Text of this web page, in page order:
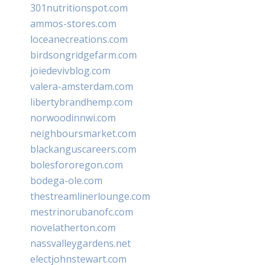
301nutritionspot.com
ammos-stores.com
loceanecreations.com
birdsongridgefarm.com
joiedevivblog.com
valera-amsterdam.com
libertybrandhemp.com
norwoodinnwi.com
neighboursmarket.com
blackanguscareers.com
bolesfororegon.com
bodega-ole.com
thestreamlinerlounge.com
mestrinorubanofc.com
novelatherton.com
nassvalleygardens.net
electjohnstewart.com